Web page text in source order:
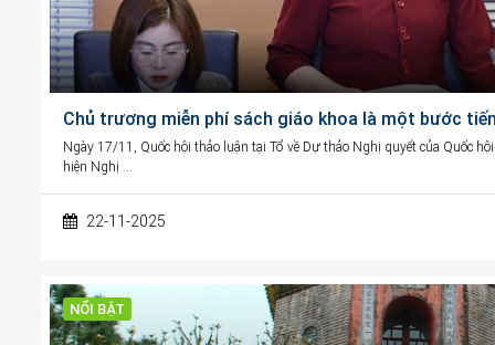
Chủ trương miễn phí sách giáo khoa là một bước
Ngày 17/11, Quốc hội thảo luận tại Tổ về Dự thảo Nghị quyết của Quốc
hiện Nghị …
22-11-2025
NỔI BẬT